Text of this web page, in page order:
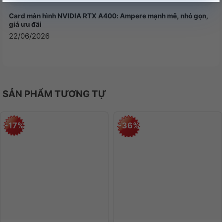
Card màn hình NVIDIA RTX A400: Ampere mạnh mẽ, nhỏ gọn,
giá ưu đãi
22/06/2026
SẢN PHẨM TƯƠNG TỰ
-17% -36%